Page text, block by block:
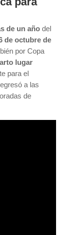
de un añodel
de octubre de
por Copa
lugar
para el
a las
de